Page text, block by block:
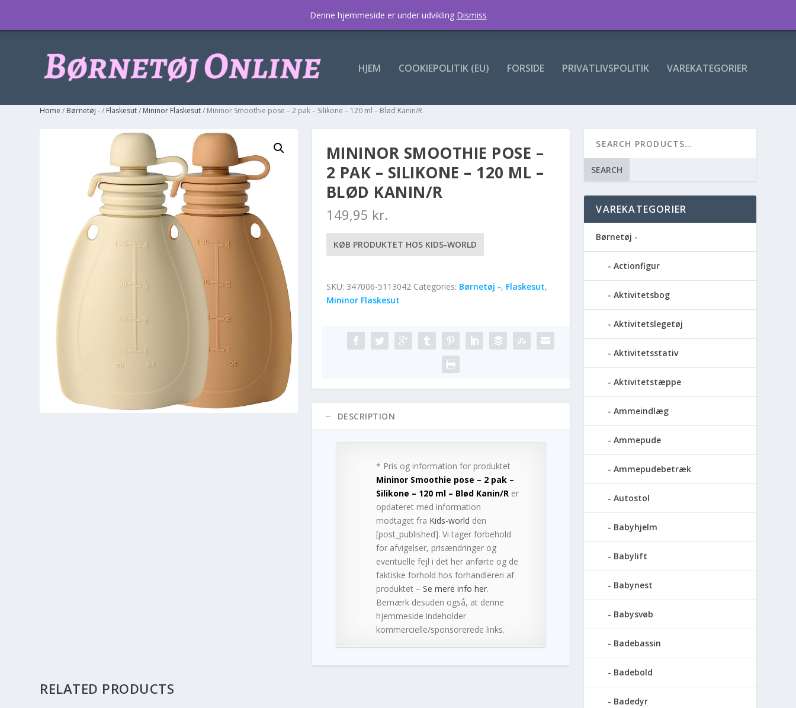
HJEM COOKIEPOLITIK (EU) FORSIDE PRIVATLIVSPOLITIK VAREKATEGORIER
Home / Børnetøj -/ Flaskesut/ Mininor Flaskesut/ Mininor Smoothie pose – 2 pak – Silikone – 120 ml – Blød Kanin/R
MININOR SMOOTHIE POSE –
2 PAK – SILIKONE – 120 ML –
BLØD KANIN/R
149,95 kr.
KØB PRODUKTET HOS KIDS-WORLD
SKU: 347006-5113042 Categories: Børnetøj -, Flaskesut,
Mininor Flaskesut
DESCRIPTION
* Pris og information for produktet
Mininor Smoothie pose – 2 pak –
Silikone – 120 ml – Blød Kanin/Rer
opdateret med information
modtaget fra Kids-world den
[post_published]. Vi tager forbehold
for afvigelser, prisændringer og
eventuelle fejl i det her anførte og de
faktiske forhold hos forhandleren af
produktet – Se mere info her.
Bemærk desuden også, at denne
hjemmeside indeholder
kommercielle/sponsorerede links.
RELATED PRODUCTS
SEARCH
VAREKATEGORIER
Børnetøj -
Actionfigur
Aktivitetsbog
Aktivitetslegetøj
Aktivitetsstativ
Aktivitetstæppe
Ammeindlæg
Ammepude
Ammepudebetræk
Autostol
Babyhjelm
Babylift
Babynest
Babysvøb
Badebassin
Badebold
Badedyr
Denne hjemmeside er under udvikling Dismiss